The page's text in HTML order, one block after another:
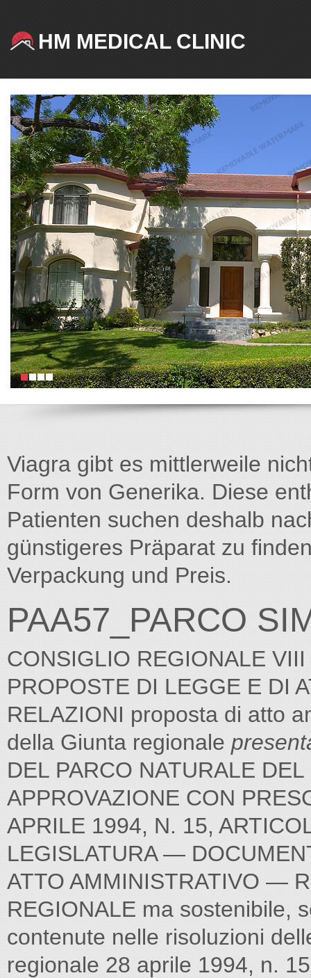
HM MEDICAL CLINIC
Viagra gibt es mittlerweile
Form von Generika. Diese
Patienten suchen deshalb
günstigeres Präparat zu
Verpackung und Preis.
PAA57_PARCO
CONSIGLIO REGIONALE
PROPOSTE DI LEGGE E DI
RELAZIONI proposta di atto
della Giunta regionale
DEL PARCO NATURALE
APPROVAZIONE CON
APRILE 1994, N. 15,
LEGISLATURA —
ATTO AMMINISTRATIVO —
REGIONALE ma sostenibile,
contenute nelle risoluzioni
regionale 28 aprile 1994, n.